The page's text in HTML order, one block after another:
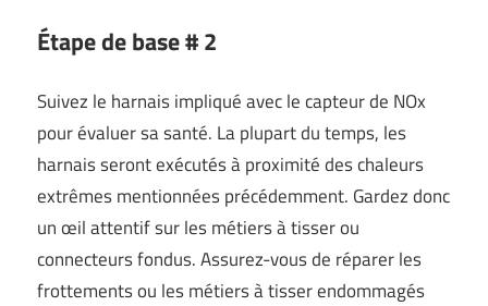
Étape de base # 2
Suivez le harnais impliqué avec le capteur de NOx
pour évaluer sa santé. La plupart du temps, les
harnais seront exécutés à proximité des chaleurs
extrêmes mentionnées précédemment. Gardez donc
un œil attentif sur les métiers à tisser ou
connecteurs fondus. Assurez-vous de réparer les
frottements ou les métiers à tisser endommagés